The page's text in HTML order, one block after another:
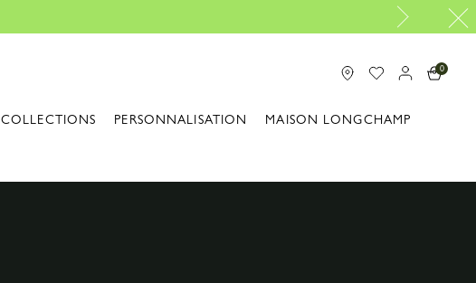
0
COLLECTIONS PERSONNALISATION MAISON LONGCHAMP